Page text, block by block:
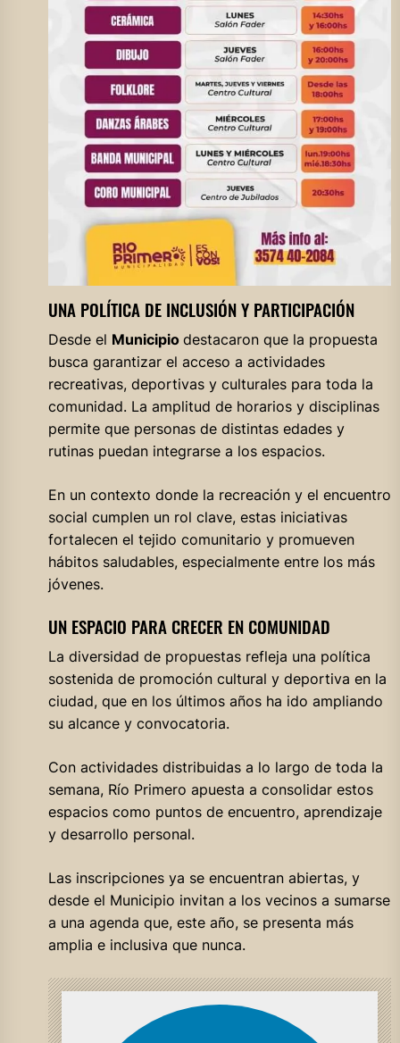
UNA POLÍTICA DE INCLUSIÓN Y PARTICIPACIÓN
Desde el Municipio destacaron que la propuesta
busca garantizar el acceso a actividades
recreativas, deportivas y culturales para toda la
comunidad. La amplitud de horarios y disciplinas
permite que personas de distintas edades y
rutinas puedan integrarse a los espacios.
En un contexto donde la recreación y el encuentro
social cumplen un rol clave, estas iniciativas
fortalecen el tejido comunitario y promueven
hábitos saludables, especialmente entre los más
jóvenes.
UN ESPACIO PARA CRECER EN COMUNIDAD
La diversidad de propuestas refleja una política
sostenida de promoción cultural y deportiva en la
ciudad, que en los últimos años ha ido ampliando
su alcance y convocatoria.
Con actividades distribuidas a lo largo de toda la
semana, Río Primero apuesta a consolidar estos
espacios como puntos de encuentro, aprendizaje
y desarrollo personal.
Las inscripciones ya se encuentran abiertas, y
desde el Municipio invitan a los vecinos a sumarse
a una agenda que, este año, se presenta más
amplia e inclusiva que nunca.